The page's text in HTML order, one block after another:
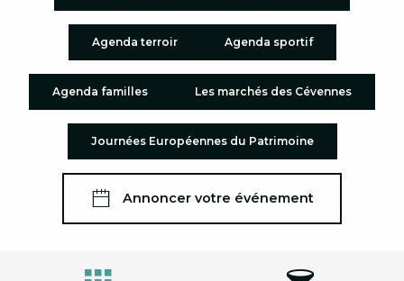
Agenda terroir Agenda sportif
Agenda familles Les marchés des Cévennes
Journées Européennes du Patrimoine
Annoncer votre événement